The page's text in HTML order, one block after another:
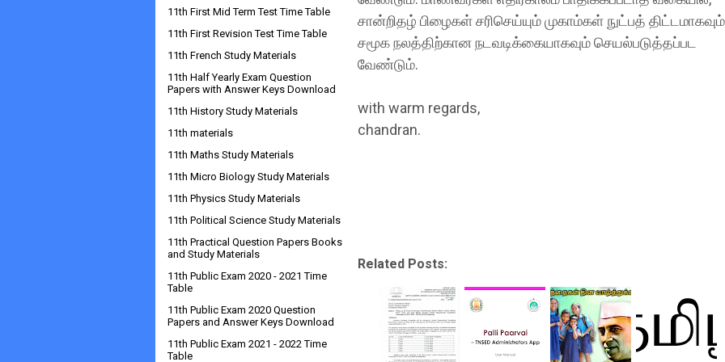
சான்றிதழ் பிழைகள் சரிசெய்யும் முகாம்கள் நுட்பத்
சமூக நலத்திற்கான நடவடிக்கையாகவும் செயல்படுத்தப்பட
வேண்டும்.
with warm regards,
chandran.
Related Posts:
11th First Mid Term Test Time Table
11th First Revision Test Time Table
11th French Study Materials
11th Half Yearly Exam Question
Papers with Answer Keys Download
11th History Study Materials
11th materials
11th Maths Study Materials
11th Micro Biology Study Materials
11th Physics Study Materials
11th Political Science Study Materials
11th Practical Question Papers Books
and Study Materials
11th Public Exam 2020 - 2021 Time
Table
11th Public Exam 2020 Question
Papers and Answer Keys Download
11th Public Exam 2021 - 2022 Time
Table